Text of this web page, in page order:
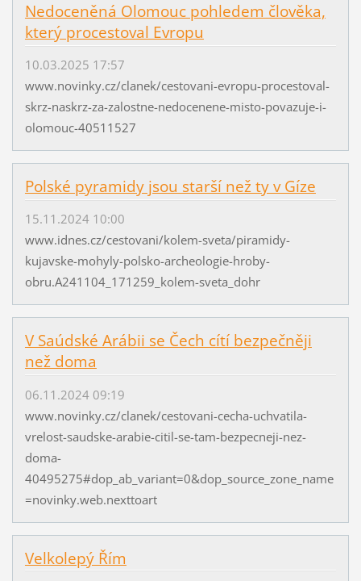
Nedoceněná Olomouc pohledem člověka,
který procestoval Evropu
10.03.2025 17:57
www.novinky.cz/clanek/cestovani-evropu-procestoval-
skrz-naskrz-za-zalostne-nedocenene-misto-povazuje-i-
olomouc-40511527
Polské pyramidy jsou starší než ty v Gíze
15.11.2024 10:00
www.idnes.cz/cestovani/kolem-sveta/piramidy-
kujavske-mohyly-polsko-archeologie-hroby-
obru.A241104_171259_kolem-sveta_dohr
V Saúdské Arábii se Čech cítí bezpečněji
než doma
06.11.2024 09:19
www.novinky.cz/clanek/cestovani-cecha-uchvatila-
vrelost-saudske-arabie-citil-se-tam-bezpecneji-nez-
doma-
40495275#dop_ab_variant=0&dop_source_zone_name
=novinky.web.nexttoart
Velkolepý Řím